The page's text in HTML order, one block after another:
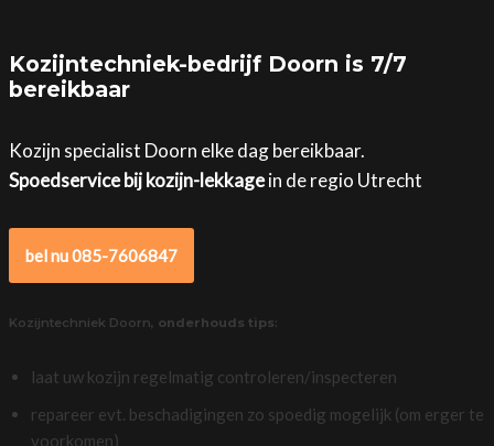
Kozijntechniek-bedrijf Doorn is 7/7
bereikbaar
Kozijn specialist Doorn elke dag bereikbaar.
Spoedservice bij kozijn-lekkagein de regio Utrecht
bel nu 085-7606847
Kozijntechniek Doorn, onderhouds tips:
laat uw kozijn regelmatig controleren/inspecteren
repareer evt. beschadigingen zo spoedig mogelijk (om erger te
voorkomen)